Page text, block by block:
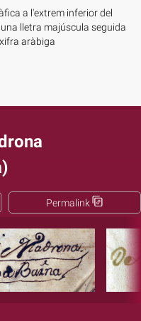
a l'extrem inferior del
lletra majúscula seguida
aràbiga
Permalink